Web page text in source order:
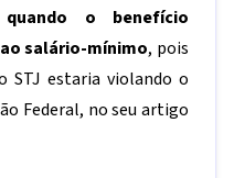
quando o benefício
salário-mínimo, pois
STJ estaria violando o
Federal, no seu artigo